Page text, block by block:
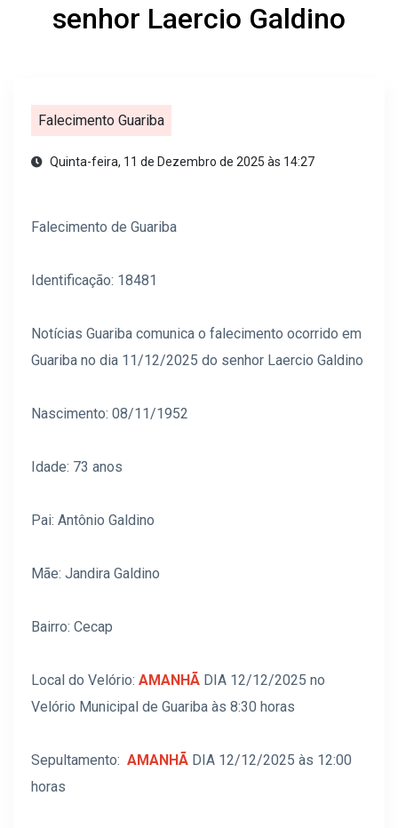
senhor Laercio Galdino
Falecimento Guariba
Quinta-feira, 11 de Dezembro de 2025 às 14:27
Falecimento de Guariba
Identificação: 18481
Notícias Guariba comunica o falecimento ocorrido em
Guariba no dia 11/12/2025 do senhor Laercio Galdino
Nascimento: 08/11/1952
Idade: 73 anos
Pai: Antônio Galdino
Mãe: Jandira Galdino
Bairro: Cecap
Local do Velório: AMANHÃ DIA 12/12/2025 no
Velório Municipal de Guariba às 8:30 horas
Sepultamento: AMANHÃ DIA 12/12/2025 às 12:00
horas